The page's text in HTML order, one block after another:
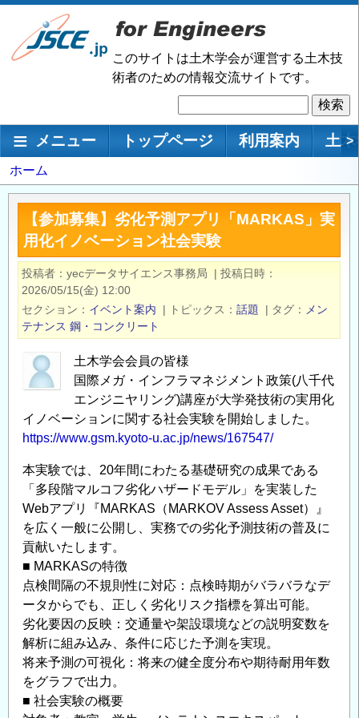
メ
ン
移
このサイトは土木学会が運営する土木技
術者のための情報交流サイトです。
索
メインナビゲーション
メニュー トップページ 利用案内 土 >
パ
ン
ホーム
【参加募集】劣化予測アプリ「MARKAS」実
用化イノベーション社会実験
投稿者 yecデータサイエンス事務局 | 投稿日時
2026/05/15(金) 12:00
セクション
イベント案内 | トピックス 話題 | タグ
メン
テナンス 鋼・コンクリート
土木学会会員の皆様
国際メガ・インフラマネジメント政策(八千代
エンジニヤリング)講座が大学発技術の実用化
イノベーションに関する社会実験を開始しました。
https://www.gsm.kyoto-u.ac.jp/news/167547/
本実験では、20年間にわたる基礎研究の成果である
「多段階マルコフ劣化ハザードモデル」を実装した
Webアプリ『MARKAS（MARKOV Assess Asset）』
を広く一般に公開し、実務での劣化予測技術の普及に
貢献いたします。
■ MARKASの特徴
点検間隔の不規則性に対応：点検時期がバラバラなデ
ータからでも、正しく劣化リスク指標を算出可能。
劣化要因の反映：交通量や架設環境などの説明変数を
解析に組み込み、条件に応じた予測を実現。
将来予測の可視化：将来の健全度分布や期待耐用年数
をグラフで出力。
■ 社会実験の概要